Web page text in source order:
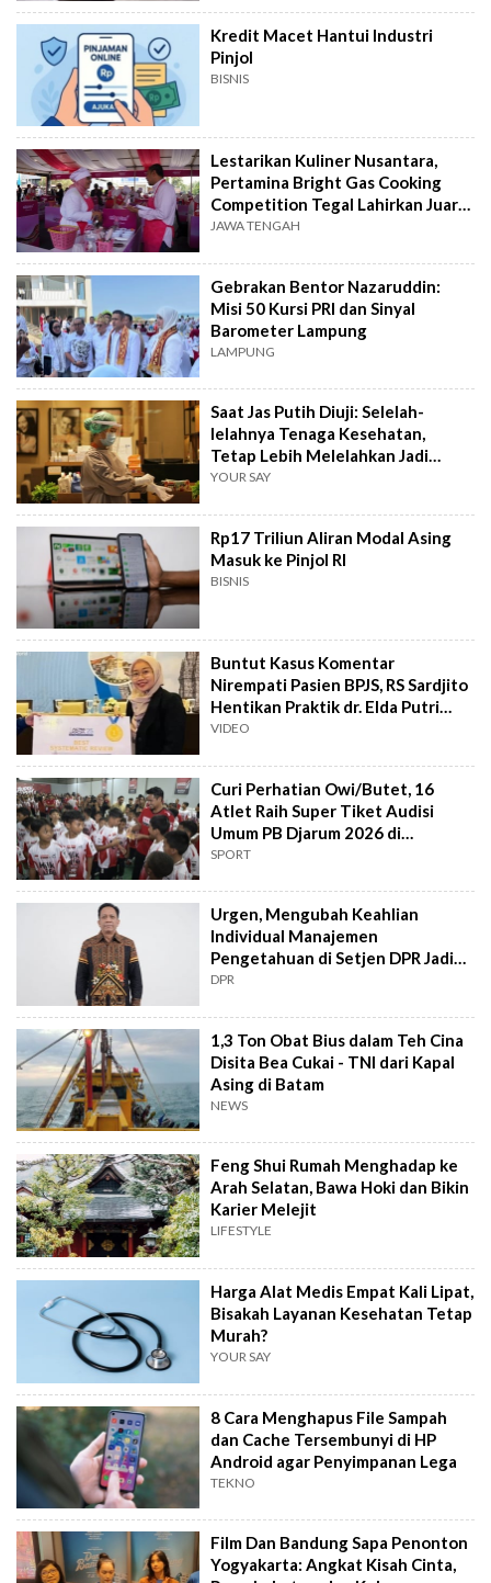
Kredit Macet Hantui Industri
Pinjol
BISNIS
Lestarikan Kuliner Nusantara,
Pertamina Bright Gas Cooking
Competition Tegal Lahirkan Juara
Baru
JAWA TENGAH
Gebrakan Bentor Nazaruddin:
Misi 50 Kursi PRI dan Sinyal
Barometer Lampung
LAMPUNG
Saat Jas Putih Diuji: Selelah-
lelahnya Tenaga Kesehatan,
Tetap Lebih Melelahkan Jadi
Pasien
YOUR SAY
Rp17 Triliun Aliran Modal Asing
Masuk ke Pinjol RI
BISNIS
Buntut Kasus Komentar
Nirempati Pasien BPJS, RS Sardjito
Hentikan Praktik dr. Elda Putri
Rahard
VIDEO
Curi Perhatian Owi/Butet, 16
Atlet Raih Super Tiket Audisi
Umum PB Djarum 2026 di
Makassar
SPORT
Urgen, Mengubah Keahlian
Individual Manajemen
Pengetahuan di Setjen DPR Jadi
Kekuatan Institusional
DPR
1,3 Ton Obat Bius dalam Teh Cina
Disita Bea Cukai - TNI dari Kapal
Asing di Batam
NEWS
Feng Shui Rumah Menghadap ke
Arah Selatan, Bawa Hoki dan Bikin
Karier Melejit
LIFESTYLE
Harga Alat Medis Empat Kali Lipat,
Bisakah Layanan Kesehatan Tetap
Murah?
YOUR SAY
8 Cara Menghapus File Sampah
dan Cache Tersembunyi di HP
Android agar Penyimpanan Lega
TEKNO
Film Dan Bandung Sapa Penonton
Yogyakarta: Angkat Kisah Cinta,